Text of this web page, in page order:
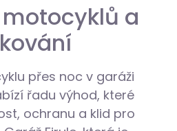
a
přes noc v garáži
řadu výhod, které
ochranu a klid pro